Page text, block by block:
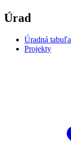
Úrad
Úradná tabuľa
Projekty